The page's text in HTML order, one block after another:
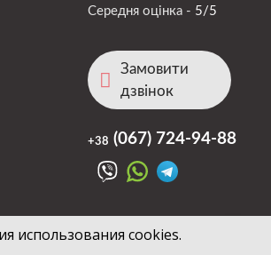
Середня оцінка - 5/5
Замовити
дзвінок
+38 (067) 724-94-88
использования cookies.